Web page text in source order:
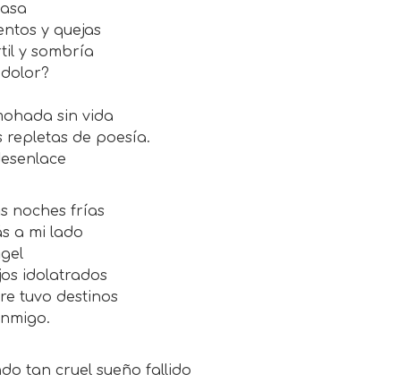
y quejas
y sombría
sin vida
repletas de poesía.
noches frías
a mi lado
idolatrados
tuvo destinos
tan cruel sueño fallido